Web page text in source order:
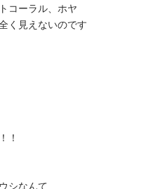
コーラル、ホヤ
く見えないのです
！
シなんて